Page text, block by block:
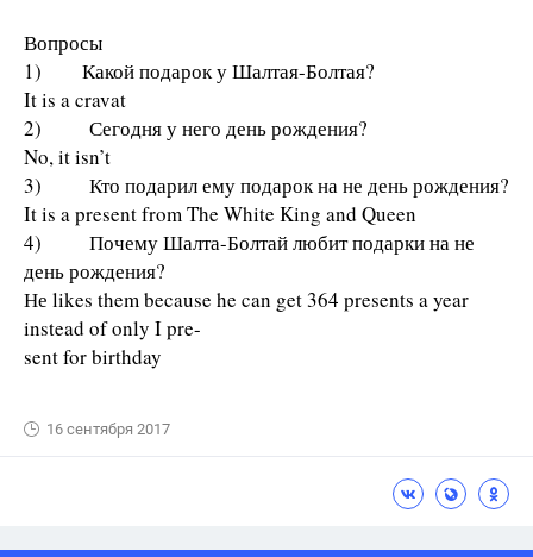
Вопросы
1) Какой подарок у Шалтая-Болтая?
It is a cravat
2) Сегодня у него день рождения?
No, it isn’t
3) Кто подарил ему подарок на не день рождения?
It is a present from The White King and Queen
4) Почему Шалта-Болтай любит подарки на не
день рождения?
Не likes them because he can get 364 presents a year
instead of only I pre-
sent for birthday
16 сентября 2017